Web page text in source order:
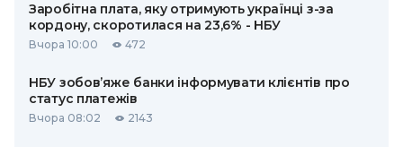
Заробітна плата, яку отримують українці з-за
кордону, скоротилася на 23,6% - НБУ
Вчора 10:00 472
НБУ зобов’яже банки інформувати клієнтів про
статус платежів
Вчора 08:02 2143